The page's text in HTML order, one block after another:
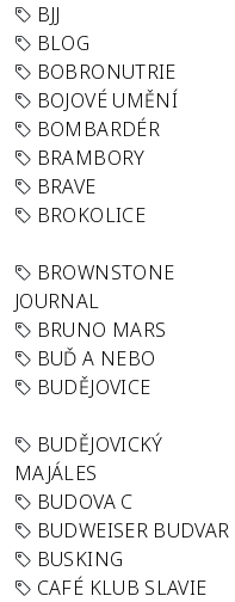
BJJ
BLOG
BOBRONUTRIE
BOJOVÉ UMĚNÍ
BOMBARDÉR
BRAMBORY
BRAVE
BROKOLICE
BROWNSTONE
JOURNAL
BRUNO MARS
BUĎ A NEBO
BUDĚJOVICE
BUDĚJOVICKÝ
MAJÁLES
BUDOVA C
BUDWEISER BUDVAR
BUSKING
CAFÉ KLUB SLAVIE